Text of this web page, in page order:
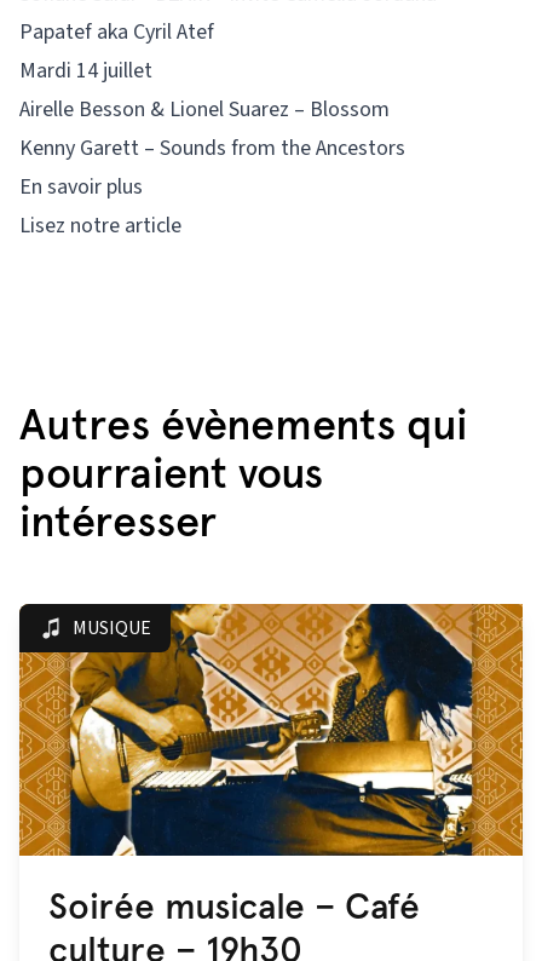
Papatef aka Cyril Atef
Mardi 14 juillet
Airelle Besson & Lionel Suarez – Blossom
Kenny Garett – Sounds from the Ancestors
En savoir plus
Lisez notre article
Autres évènements qui
pourraient vous
intéresser
MUSIQUE
Soirée musicale – Café
culture – 19h30